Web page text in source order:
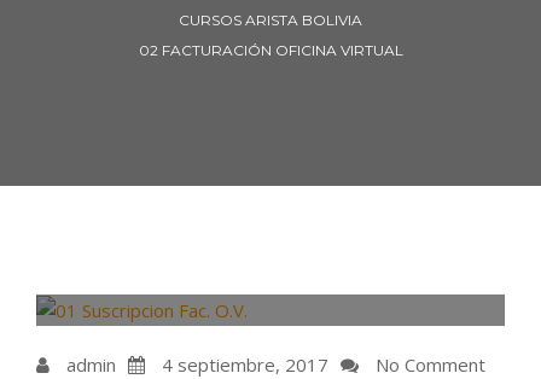
CURSOS ARISTA BOLIVIA
02 FACTURACIÓN OFICINA VIRTUAL
admin 4 septiembre, 2017 No Comment